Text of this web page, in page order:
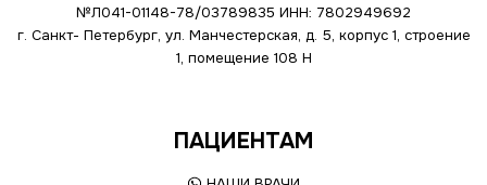
№Л041-01148-78/03789835 ИНН: 7802949692
г. Санкт- Петербург, ул. Манчестерская, д. 5, корпус 1, строение
1, помещение 108 Н
ПАЦИЕНТАМ